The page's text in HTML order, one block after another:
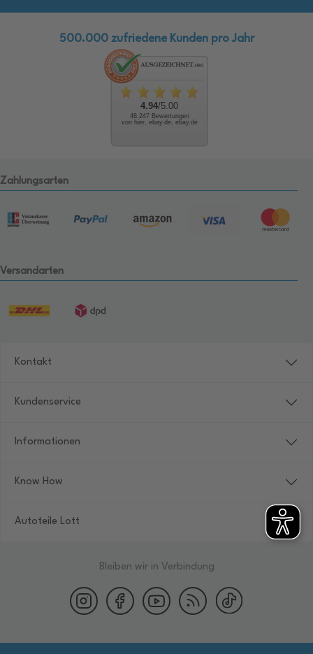
500.000 zufriedene Kunden pro Jahr
4.94/5.00
48.247 Bewertungen
von hier, ebay.de, ebay.de
Zahlungsarten
Versandarten
Kontakt
Kundenservice
Informationen
Know How
Autoteile Lott
Bleiben wir in Verbindung